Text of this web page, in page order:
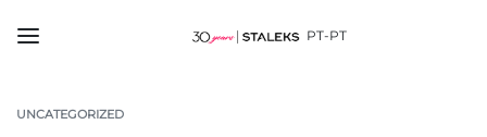
PT-PT
UNCATEGORIZED